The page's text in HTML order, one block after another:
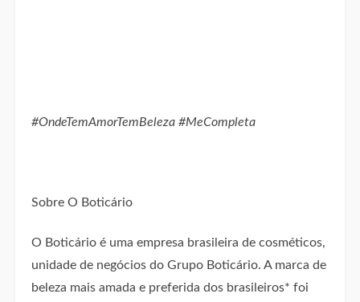
#OndeTemAmorTemBeleza #MeCompleta
Sobre O Boticário
O Boticário é uma empresa brasileira de cosméticos,
unidade de negócios do Grupo Boticário. A marca de
beleza mais amada e preferida dos brasileiros* foi